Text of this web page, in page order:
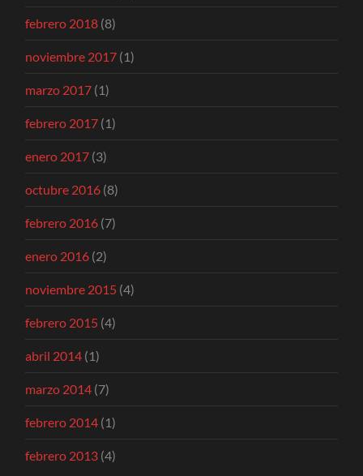
febrero 2018 (8)
noviembre 2017 (1)
marzo 2017 (1)
febrero 2017 (1)
enero 2017 (3)
octubre 2016 (8)
febrero 2016 (7)
enero 2016 (2)
noviembre 2015 (4)
febrero 2015 (4)
abril 2014 (1)
marzo 2014 (7)
febrero 2014 (1)
febrero 2013 (4)